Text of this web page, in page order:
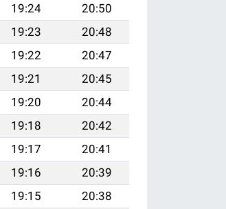
19:24
20:50
19:23
20:48
19:22
20:47
19:21
20:45
19:20
20:44
19:18
20:42
19:17
20:41
19:16
20:39
19:15
20:38